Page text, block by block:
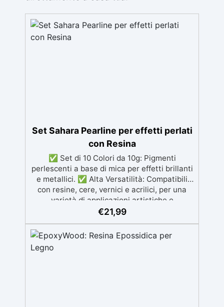
Set Sahara Pearline per effetti perlati
con Resina
✅ Set di 10 Colori da 10g: Pigmenti
perlescenti a base di mica per effetti brillanti
e metallici. ✅ Alta Versatilità: Compatibili
con resine, cere, vernici e acrilici, per una
varietà di applicazioni artistiche e
artigianali. ✅ Effetti Cromatici Innovativi:
nuove sfumature e fantastici effetti "venati".
✅ Alta Resistenza: I pigmenti mantengono
la loro brillantezza anche esposti alla luce
€21,99